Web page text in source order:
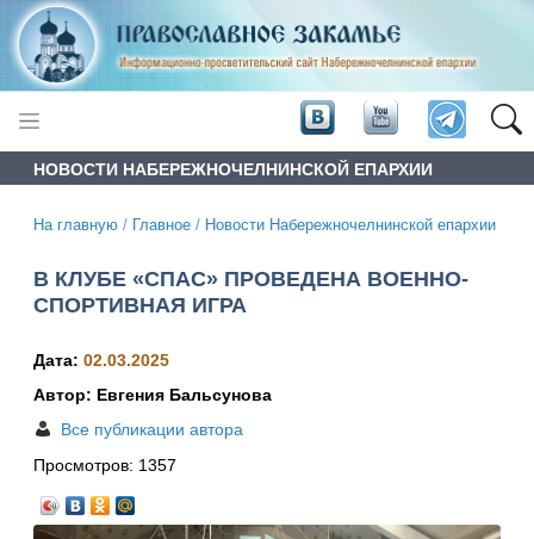
НОВОСТИ НАБЕРЕЖНОЧЕЛНИНСКОЙ ЕПАРХИИ
На главную / Главное / Новости Набережночелнинской епархии
В КЛУБЕ «СПАС» ПРОВЕДЕНА ВОЕННО-
СПОРТИВНАЯ ИГРА
Дата: 02.03.2025
Автор: Евгения Бальсунова
Все публикации автора
Просмотров: 1357